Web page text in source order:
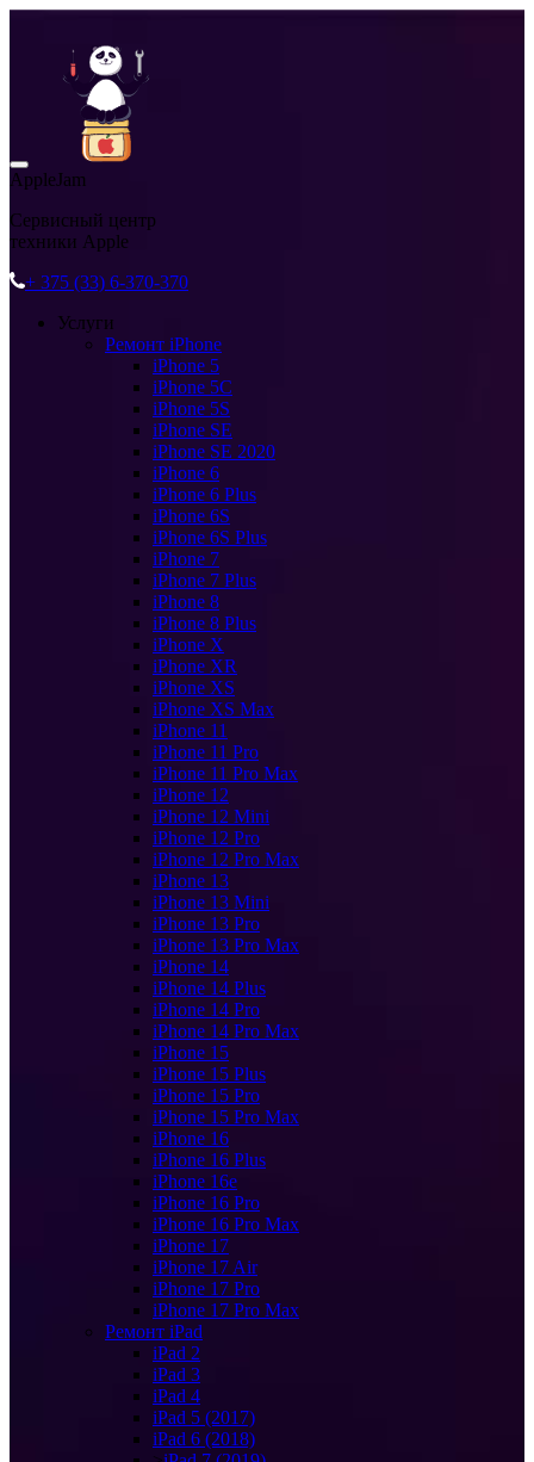
AppleJam
Сервисный центр
техники Apple
+ 375 (33) 6-370-370
Услуги
Ремонт iPhone
iPhone 5
iPhone 5C
iPhone 5S
iPhone SE
iPhone SE 2020
iPhone 6
iPhone 6 Plus
iPhone 6S
iPhone 6S Plus
iPhone 7
iPhone 7 Plus
iPhone 8
iPhone 8 Plus
iPhone X
iPhone XR
iPhone XS
iPhone XS Max
iPhone 11
iPhone 11 Pro
iPhone 11 Pro Max
iPhone 12
iPhone 12 Mini
iPhone 12 Pro
iPhone 12 Pro Max
iPhone 13
iPhone 13 Mini
iPhone 13 Pro
iPhone 13 Pro Max
iPhone 14
iPhone 14 Plus
iPhone 14 Pro
iPhone 14 Pro Max
iPhone 15
iPhone 15 Plus
iPhone 15 Pro
iPhone 15 Pro Max
iPhone 16
iPhone 16 Plus
iPhone 16e
iPhone 16 Pro
iPhone 16 Pro Max
iPhone 17
iPhone 17 Air
iPhone 17 Pro
iPhone 17 Pro Max
Ремонт iPad
iPad 2
iPad 3
iPad 4
iPad 5 (2017)
iPad 6 (2018)